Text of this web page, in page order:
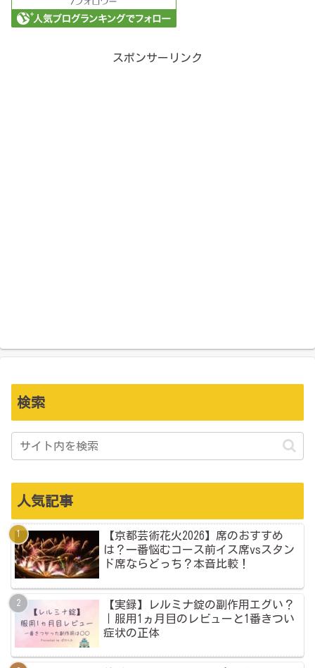
スポンサーリンク
検索
人気記事
【京都芸術花火2026】席のおすすめ
は？一番悩むコース前イス席vsスタン
ド席ならどっち？本音比較！
【実録】レルミナ錠の副作用エグい？
｜服用1ヵ月目のレビューと1番きつい
症状の正体